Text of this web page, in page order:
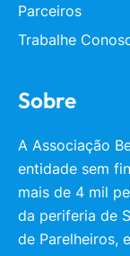
Parceiros
Trabalhe
Sobre
A Associação
entidade sem
mais de 4 mil
da periferia de
de Parelheiros,